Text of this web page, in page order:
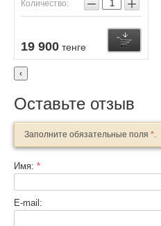
Количество:
19 900 тенге
Купить
‹
Оставьте отзыв
Заполните обязательные поля *
Имя: *
E-mail: